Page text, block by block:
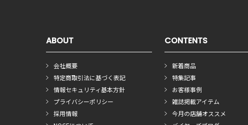
ABOUT
会社概要
特定商取引法に基づく表記
情報セキュリティ基本方針
プライバシーポリシー
採用情報
CONTENTS
新着商品
特集記事
お客様事例
雑誌掲載アイテム
今月の店舗オススメ